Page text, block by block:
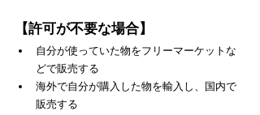
【許可が不要な場合】
自分が使っていた物をフリーマーケットな
どで販売する
海外で自分が購入した物を輸入し、国内で
販売する